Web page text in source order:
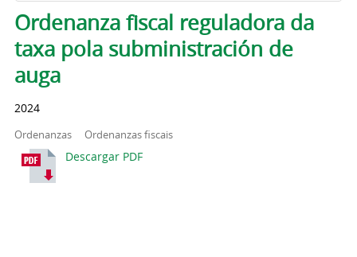
Pestanas principais
Ordenanza fiscal reguladora da
taxa pola subministración de
auga
2024
Ordenanzas Ordenanzas fiscais
Descargar PDF